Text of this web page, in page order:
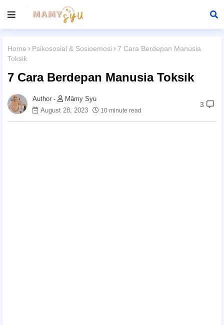
Home Psikososial & Sosioemosi
7 Cara Berdepan Manusia
Toksik
7 Cara Berdepan Manusia Toksik
Māmy Syu
August 28, 2023
10 minute read
3